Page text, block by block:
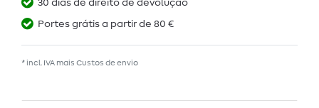
30 dias de direito de devolução
Portes grátis a partir de 80 €
* incl. IVA mais Custos de envio